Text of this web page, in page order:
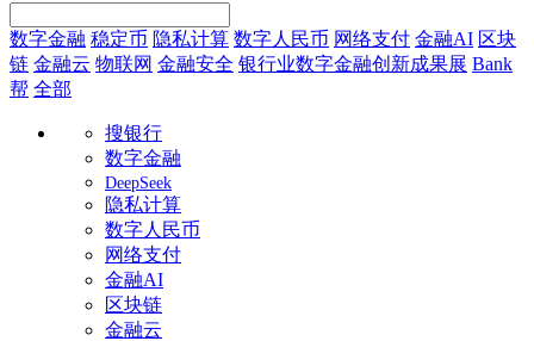
数字金融 稳定币 隐私计算 数字人民币 网络支付 金融AI 区块
链 金融云 物联网 金融安全 银行业数字金融创新成果展 Bank
帮 全部
搜银行
数字金融
DeepSeek
隐私计算
数字人民币
网络支付
金融AI
区块链
金融云